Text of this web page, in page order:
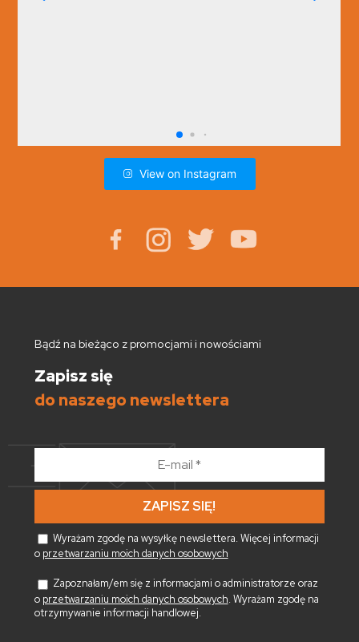
View on Instagram
Bądź na bieżąco z promocjami i nowościami
Zapisz się
do naszego newslettera
*
Wyrażam zgodę na wysyłkę newslettera. Więcej informacji
o przetwarzaniu moich danych osobowych
Zapoznałam/em się z informacjami o administratorze oraz
o przetwarzaniu moich danych osobowych. Wyrażam zgodę na
otrzymywanie informacji handlowej.